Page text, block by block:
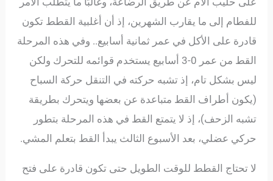
للفطام إلى ما يقارب الشهرين، إذ أن أغلبية القطط تكون
قادرة على الأكل في عمر ثمانية أسابيع.. وفي هذه المرحلة
القط من عمر 0-3 أسابيع يستخدم قوائمه للتحرك ولكن
ليس بشكل تام، إذ تشبه حركته في التنقل حركة السباح
(يكون أطراف القط متباعدة عن بعضها ويتحرك بطريقة
تشبه الزحف)، إذ لا يتمتع القط في هذه المرحلة بتطور
حركي عضلي، بعد الأسبوع الثالث يبدأ القط بتعلم المشي.
لا تحتاج القطط للوقت الطويل حتى تكون قادرة على فتح